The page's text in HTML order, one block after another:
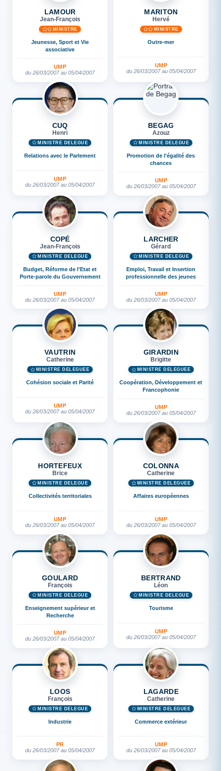
LAMOUR
Jean-François
MINISTRE
Jeunesse, Sport et Vie
associative
UMP
du 26/03/2007 au 05/04/2007
MARITON
Hervé
MINISTRE
Outre-mer
UMP
du 26/03/2007 au 05/04/2007
CUQ
Henri
MINISTRE DÉLÉGUÉ
Relations avec le Parlement
UMP
du 26/03/2007 au 05/04/2007
BEGAG
Azouz
MINISTRE DÉLÉGUÉ
Promotion de l'égalité des
chances
UMP
du 26/03/2007 au 05/04/2007
COPÉ
Jean-François
MINISTRE DÉLÉGUÉ
Budget, Réforme de l'Etat et
Porte-parole du Gouvernement
UMP
du 26/03/2007 au 05/04/2007
LARCHER
Gérard
MINISTRE DÉLÉGUÉ
Emploi, Travail et Insertion
professionnelle des jeunes
UMP
du 26/03/2007 au 05/04/2007
VAUTRIN
Catherine
MINISTRE DÉLÉGUÉE
Cohésion sociale et Parité
UMP
du 26/03/2007 au 05/04/2007
GIRARDIN
Brigitte
MINISTRE DÉLÉGUÉE
Coopération, Développement et
Francophonie
UMP
du 26/03/2007 au 05/04/2007
HORTEFEUX
Brice
MINISTRE DÉLÉGUÉ
Collectivités territoriales
UMP
du 26/03/2007 au 05/04/2007
COLONNA
Catherine
MINISTRE DÉLÉGUÉE
Affaires européennes
UMP
du 26/03/2007 au 05/04/2007
GOULARD
François
MINISTRE DÉLÉGUÉ
Enseignement supérieur et
Recherche
UMP
du 26/03/2007 au 05/04/2007
BERTRAND
Léon
MINISTRE DÉLÉGUÉ
Tourisme
UMP
du 26/03/2007 au 05/04/2007
LOOS
François
MINISTRE DÉLÉGUÉ
Industrie
PR
du 26/03/2007 au 05/04/2007
LAGARDE
Catherine
MINISTRE DÉLÉGUÉE
Commerce extérieur
UMP
du 26/03/2007 au 05/04/2007